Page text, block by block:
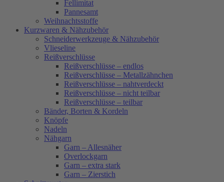
Fellimitat
Pannesamt
Weihnachtsstoffe
Kurzwaren & Nähzubehör
Schneiderwerkzeuge & Nähzubehör
Vlieseline
Reißverschlüsse
Reißverschlüsse – endlos
Reißverschlüsse – Metallzähnchen
Reißverschlüsse – nahtverdeckt
Reißverschlüsse – nicht teilbar
Reißverschlüsse – teilbar
Bänder, Borten & Kordeln
Knöpfe
Nadeln
Nähgarn
Garn – Allesnäher
Overlockgarn
Garn – extra stark
Garn – Zierstich